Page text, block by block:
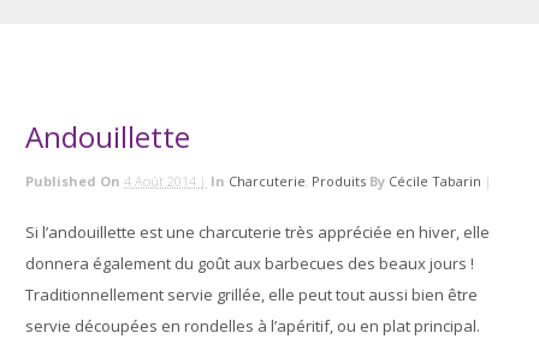
Andouillette
Published On4 Août 2014 | In Charcuterie Produits By Cécile Tabarin |
Si l’andouillette est une charcuterie très appréciée en hiver, elle
donnera également du goût aux barbecues des beaux jours !
Traditionnellement servie grillée, elle peut tout aussi bien être
servie découpées en rondelles à l’apéritif, ou en plat principal.